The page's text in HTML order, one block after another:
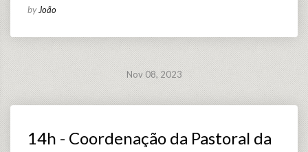
by João
Nov 08, 2023
14h - Coordenação da Pastoral da